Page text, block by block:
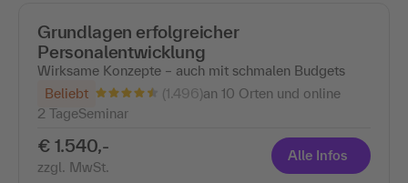
Grundlagen erfolgreicher
Personalentwicklung
Wirksame Konzepte – auch mit schmalen Budgets
Beliebt
(1.496)an 10 Orten und online
2 TageSeminar
€ 1.540,-
zzgl. MwSt.
Alle Infos